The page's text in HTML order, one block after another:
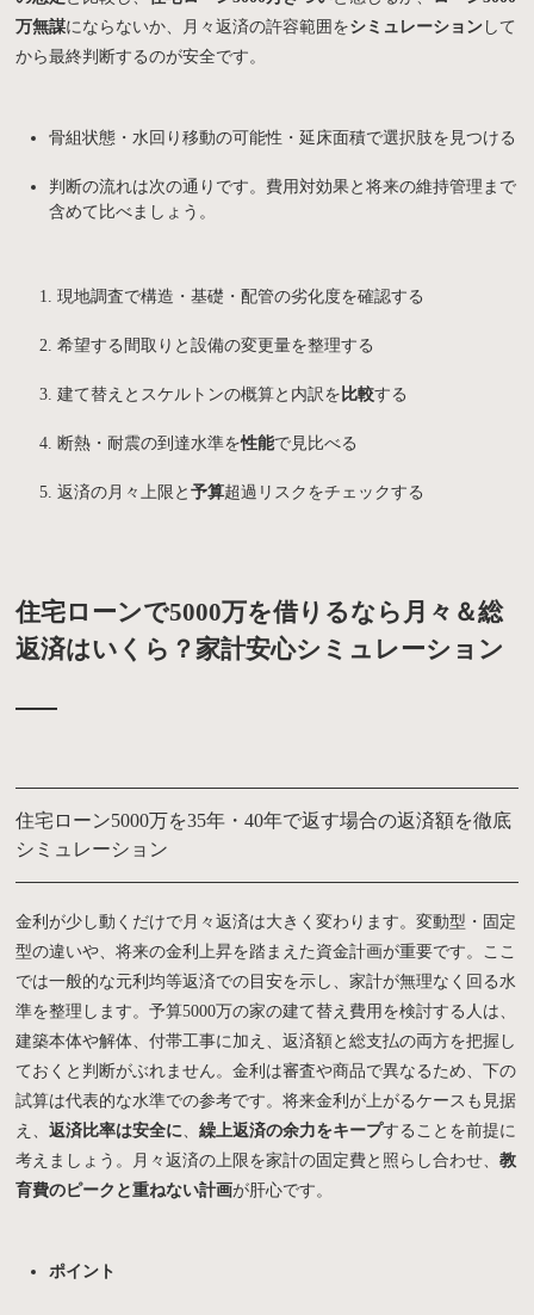
万無謀にならないか、月々返済の許容範囲をシミュレーション して
から最終判断するのが安全です。
骨組状態・水回り移動の可能性・延床面積で選択肢を見つける
判断の流れは次の通りです。費用対効果と将来の維持管理まで
含めて比べましょう。
現地調査で構造・基礎・配管の劣化度を確認する
希望する間取りと設備の変更量を整理する
建て替えとスケルトンの概算と内訳を 比較する
断熱・耐震の到達水準を性能で見比べる
返済の月々上限と予算超過リスクをチェックする
住宅ローンで5000万を借りるなら月々＆総
返済はいくら？家計安心シミュレーション
住宅ローン5000万を35年・40年で返す場合の返済額を徹底
シミュレーション
金利が少し動くだけで月々返済は大きく変わります。変動型・固定
型の違いや、将来の金利上昇を踏まえた資金計画が重要です。ここ
では一般的な元利均等返済での目安を示し、家計が無理なく回る水
準を整理します。予算5000万の家の建て替え費用を検討する人は、
建築本体や解体、付帯工事に加え、返済額と総支払の両方を把握し
ておくと判断がぶれません。金利は審査や商品で異なるため、下の
試算は代表的な水準での参考です。将来金利が上がるケースも見据
え、返済比率は安全に、繰上返済の余力をキープすることを前提に
考えましょう。月々返済の上限を家計の固定費と照らし合わせ、教
育費のピークと重ねない計画が肝心です。
ポイント